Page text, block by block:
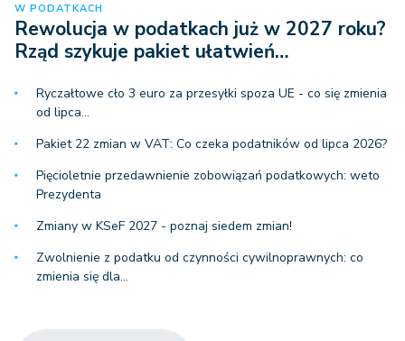
W PODATKACH
Rewolucja w podatkach już w 2027 roku?
Rząd szykuje pakiet ułatwień…
Ryczałtowe cło 3 euro za przesyłki spoza UE - co się zmienia
od lipca…
Pakiet 22 zmian w VAT: Co czeka podatników od lipca 2026?
Pięcioletnie przedawnienie zobowiązań podatkowych: weto
Prezydenta
Zmiany w KSeF 2027 - poznaj siedem zmian!
Zwolnienie z podatku od czynności cywilnoprawnych: co
zmienia się dla…